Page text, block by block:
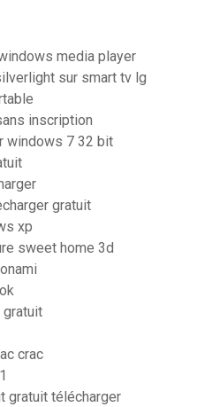
media player
sur smart tv lg
inscription
windows 7 32 bit
gratuit
xp
sweet home 3d
gratuit
crac
gratuit télécharger